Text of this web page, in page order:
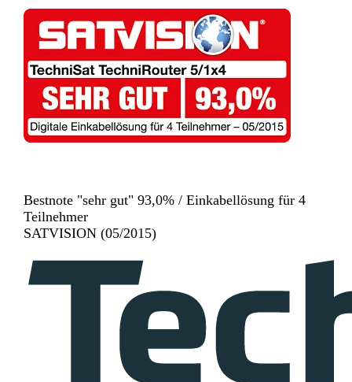
Bestnote "sehr gut" 93,0% / Einkabellösung für 4
Teilnehmer
SATVISION (05/2015)